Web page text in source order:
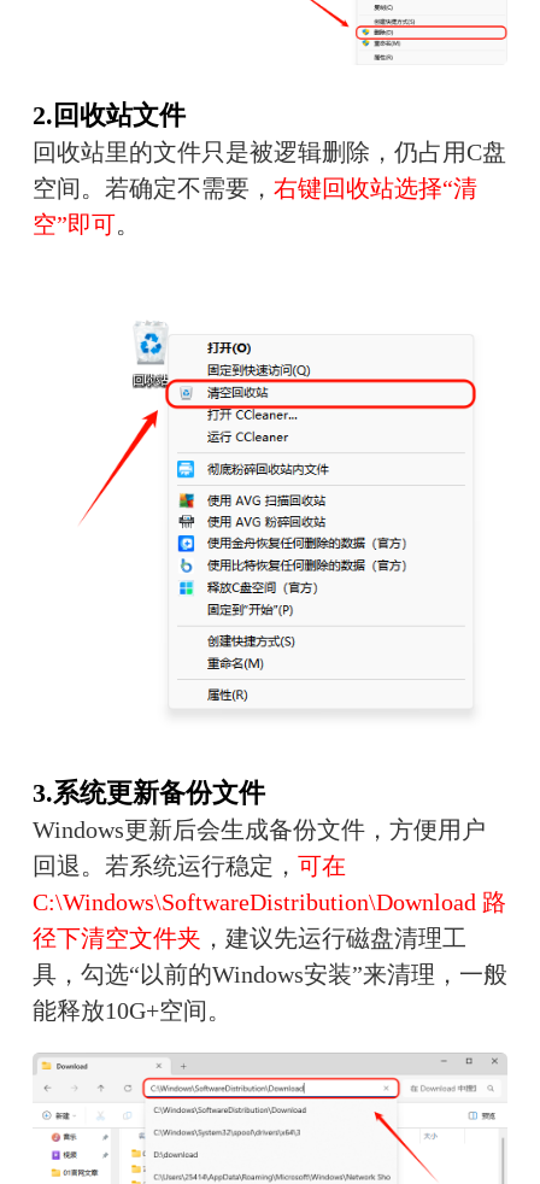
2.回收站文件
回收站里的文件只是被逻辑删除，仍占用C盘
空间。若确定不需要， 右键回收站选择“清
空”即可。
3.系统更新备份文件
Windows更新后会生成备份文件，方便用户
回退。若系统运行稳定， 可在
C:\Windows\SoftwareDistribution\Download 路
径下清空文件夹 ，建议先运行磁盘清理工
具，勾选“以前的Windows安装”来清理，一般
能释放10G+空间。